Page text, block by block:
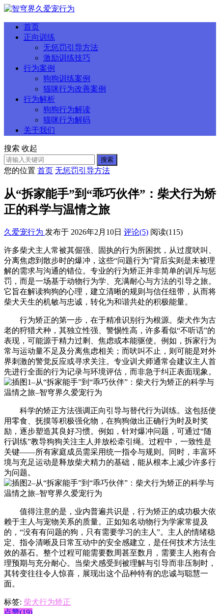
首页
正向训练
无惩罚引导方法
激励训练技巧
行为案例
狗狗训练案例
猫咪行为改善案例
行为解析
狗狗行为解读
猫咪行为解码
关于我们
搜索 收起
搜索
您的位置 首页 无惩罚引导方法
从“拆家能手”到“乖巧伙伴”：柴犬行为矫
正的科学与温情之旅
久爱宠行为 发布于 2026年2月10日 评论(5) 阅读(115)
许多柴犬主人常被其倔强、固执的行为所困扰，从过度吠叫、
分离焦虑到散步时的爆冲，这些“问题行为”背后实则是未被理
解的需求与沟通的错位。专业的行为矫正并非简单的训斥与惩
罚，而是一场基于动物行为学、充满耐心与方法的引导之旅。
它旨在解读狗狗的心理，建立清晰的规则与信任纽带，从而将
柴犬天生的机敏与忠诚，转化为和谐共处的积极能量。
行为矫正的第一步，在于精准识别行为根源。柴犬作为古
老的狩猎犬种，其独立性强、警惕性高，许多看似“不听话”的
表现，可能源于精力过剩、焦虑或本能驱使。例如，拆家行为
常与运动量不足及分离焦虑相关；而吠叫不止，则可能是对外
界刺激的警觉反应或寻求关注。专业训犬师通常会建议主人首
先进行全面的行为记录与环境评估，而非急于纠正表面现象。
科学的矫正方法强调正向引导与替代行为训练。这包括使
用零食、抚摸等积极强化物，在狗狗做出正确行为时及时奖
励，逐步塑造其良好习惯。例如，针对爆冲问题，可通过“随
行训练”教导狗狗关注主人并放松牵引绳。过程中，一致性是
关键——所有家庭成员需采用统一指令与规则。同时，丰富环
境与充足运动是释放柴犬精力的基础，能从根本上减少许多行
为问题。
值得注意的是，业内普遍共识是，行为矫正的成功极大依
赖于主人与宠物关系的质量。正如知名动物行为学家常提及
的，“没有有问题的狗，只有需要学习的主人”。主人的情绪稳
定、指令清晰及日常互动中的安全感建立，是任何技术方法生
效的基石。整个过程可能需要数周甚至数月，需要主人抱有合
理预期与充分耐心。当柴犬感受到被理解与引导而非压制时，
其转变往往令人惊喜，展现出这个品种特有的忠诚与聪慧一
面。
标签: 柴犬行为矫正
点赞(19)